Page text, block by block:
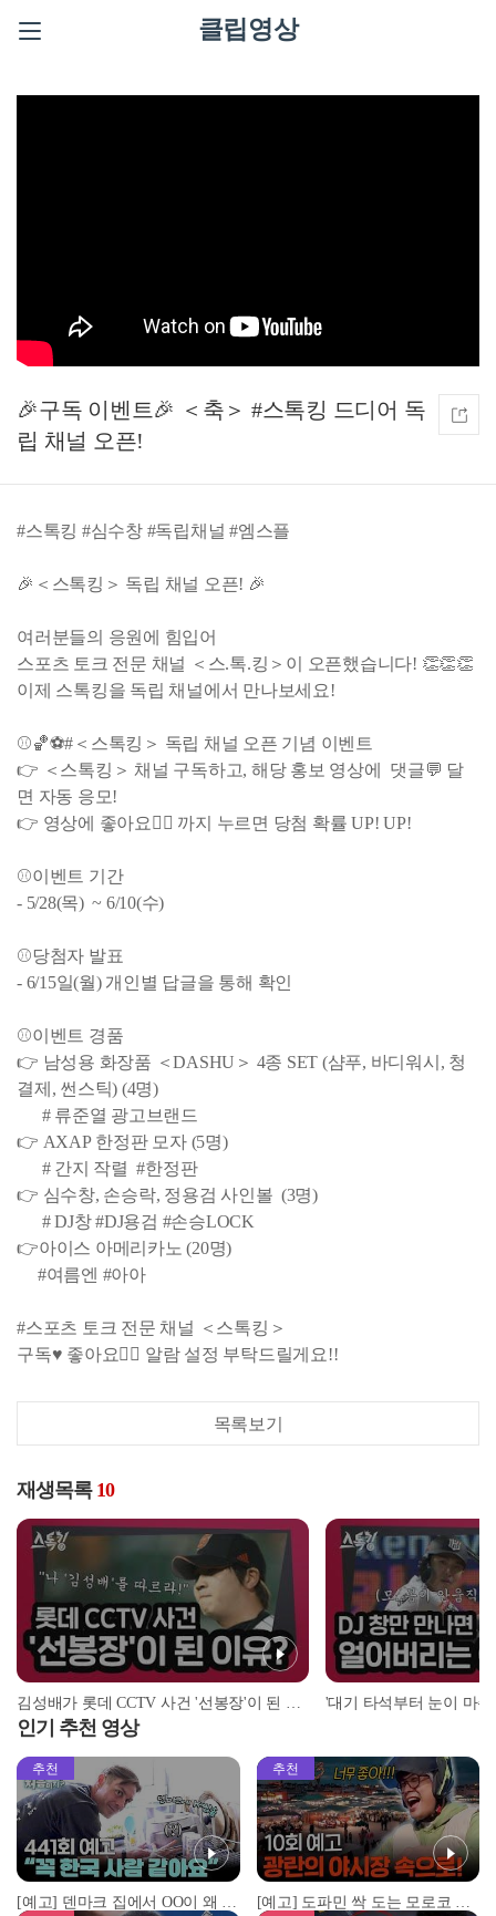
클립영상
🎉구독 이벤트🎉 ＜축＞ #스톡킹 드디어 독
립 채널 오픈!
#스톡킹 #심수창 #독립채널 #엠스플
🎉＜스톡킹＞ 독립 채널 오픈! 🎉
여러분들의 응원에 힘입어
스포츠 토크 전문 채널 ＜스.톡.킹＞이 오픈했습니다! 👏👏👏
이제 스톡킹을 독립 채널에서 만나보세요!
⚾🏀⚽#＜스톡킹＞ 독립 채널 오픈 기념 이벤트
👉 ＜스톡킹＞ 채널 구독하고, 해당 홍보 영상에 댓글💬 달
면 자동 응모!
👉 영상에 좋아요👍🏻 까지 누르면 당첨 확률 UP! UP!
⚾이벤트 기간
- 5/28(목) ~ 6/10(수)
⚾당첨자 발표
- 6/15일(월) 개인별 답글을 통해 확인
⚾이벤트 경품
👉 남성용 화장품 ＜DASHU＞ 4종 SET (샴푸, 바디워시, 청
결제, 썬스틱) (4명)
# 류준열 광고브랜드
👉 AXAP 한정판 모자 (5명)
# 간지 작렬 #한정판
👉 심수창, 손승락, 정용검 사인볼 (3명)
# DJ창 #DJ용검 #손승LOCK
👉아이스 아메리카노 (20명)
#여름엔 #아아
#스포츠 토크 전문 채널 ＜스톡킹＞
구독♥ 좋아요👍🏻 알람 설정 부탁드릴게요!!
목록보기
재생목록 10
김성배가 롯데 CCTV 사건 '선봉장'이 된 이유? | #스톡킹 EP.12-4
인기 추천 영상
추천
[예고] 덴마크 집에서 OO이 왜 나와...? 이상할 정도로 한국을 사랑하는 우리 형을 제보합니다!
추천
[예고] 도파민 싹 도는 모로코 야시장 투어!